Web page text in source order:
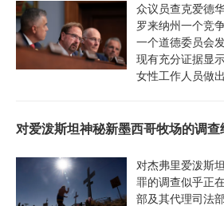
众议员查克爱德
罗来纳州一个竞
一个道德委员会
现有充分证据显
女性工作人员做
对爱泼斯坦神秘新墨西哥牧场的调
对杰弗里爱泼斯
罪的调查似乎正
部及其代理司法